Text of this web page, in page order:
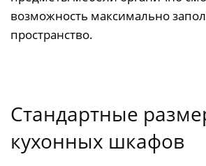
возможность максимально
пространство.
Стандартные
кухонных шкафов